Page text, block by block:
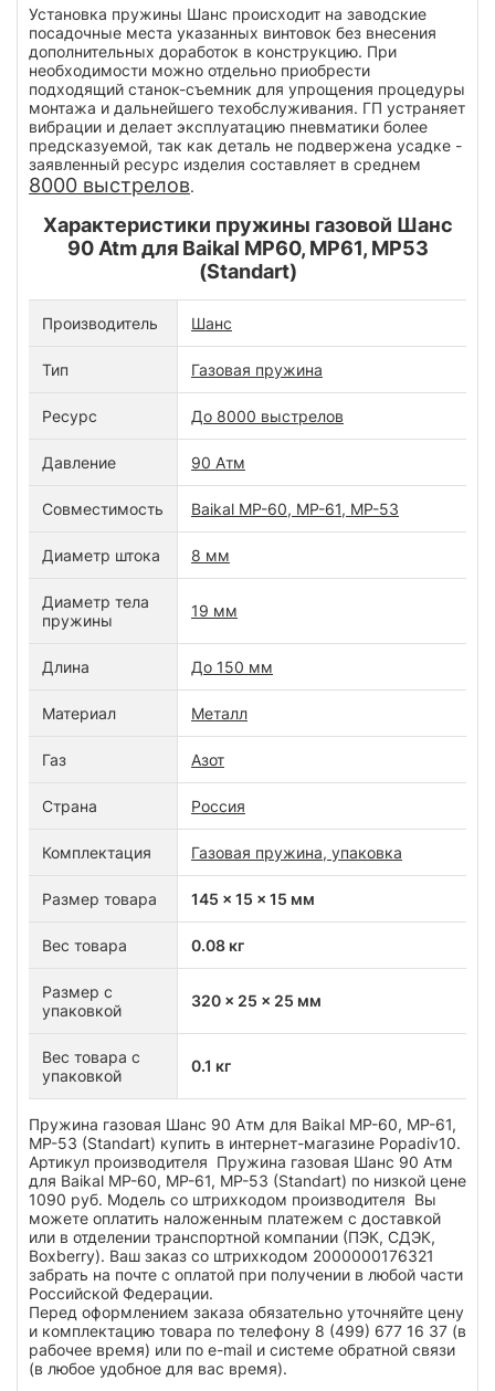
Установка пружины Шанс происходит на заводские
посадочные места указанных винтовок без внесения
дополнительных доработок в конструкцию. При
необходимости можно отдельно приобрести
подходящий станок-съемник для упрощения процедуры
монтажа и дальнейшего техобслуживания. ГП устраняет
вибрации и делает эксплуатацию пневматики более
предсказуемой, так как деталь не подвержена усадке -
заявленный ресурс изделия составляет в среднем
8000 выстрелов.
Характеристики пружины газовой Шанс
90 Atm для Baikal MP60, MP61, MP53
(Standart)
Производитель Шанс
Тип Газовая пружина
Ресурс До 8000 выстрелов
Давление 90 Атм
Совместимость Baikal МР-60, МР-61, МР-53
Диаметр штока 8 мм
Диаметр тела
пружины
19 мм
Длина До 150 мм
Материал Металл
Газ Азот
Страна Россия
Комплектация Газовая пружина, упаковка
Размер товара 145 x 15 x 15 мм
Вес товара 0.08 кг
Размер с
упаковкой
320 x 25 x 25 мм
Вес товара с
упаковкой
0.1 кг
Пружина газовая Шанс 90 Атм для Baikal МР-60, МР-61,
МР-53 (Standart) купить в интернет-магазине Popadiv10.
Артикул производителя Пружина газовая Шанс 90 Атм
для Baikal МР-60, МР-61, МР-53 (Standart) по низкой цене
1090 руб. Модель со штрихкодом производителя Вы
можете оплатить наложенным платежем с доставкой
или в отделении транспортной компании (ПЭК, СДЭК,
Boxberry). Ваш заказ со штрихкодом 2000000176321
забрать на почте с оплатой при получении в любой части
Российской Федерации.
Перед оформлением заказа обязательно уточняйте цену
и комплектацию товара по телефону 8 (499) 677 16 37 (в
рабочее время) или по e-mail и системе обратной связи
(в любое удобное для вас время).